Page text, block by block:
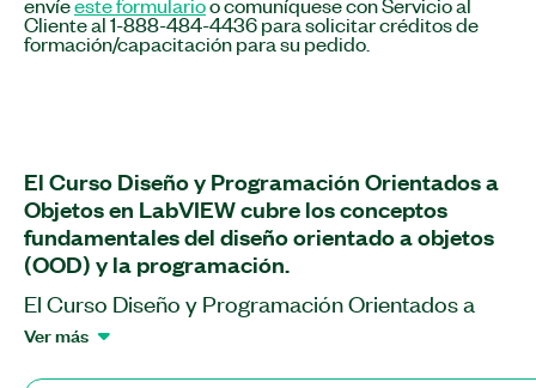
Cliente al 1-888-484-4436 para solicitar créditos de
formación/capacitación para su pedido.
El Curso Diseño y Programación Orientados a
Objetos en LabVIEW cubre los conceptos
fundamentales del diseño orientado a objetos
(OOD) y la programación.
El Curso Diseño y Programación Orientados a
Objetos en LabVIEW le ayuda a evaluar los
Ver más